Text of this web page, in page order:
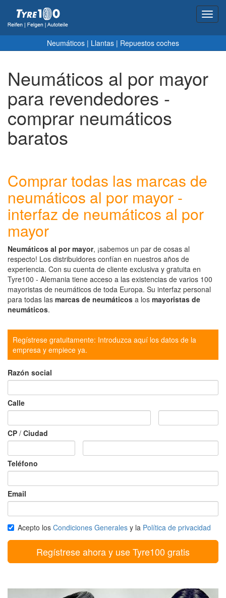
Neumáticos | Llantas | Repuestos coches
Neumáticos al por mayor
para revendedores -
comprar neumáticos
baratos
Comprar todas las marcas de
neumáticos al por mayor -
interfaz de neumáticos al por
mayor
Neumáticos al por mayor, ¡sabemos un par de cosas al
respecto! Los distribuidores confían en nuestros años de
experiencia. Con su cuenta de cliente exclusiva y gratuita en
Tyre100 - Alemania tiene acceso a las existencias de varios 100
mayoristas de neumáticos de toda Europa. Su interfaz personal
para todas las marcas de neumáticos a los mayoristas de
neumáticos.
Regístrese gratuitamente: Introduzca aquí los datos de la
empresa y empiece ya.
Razón social
Calle
CP / Ciudad
Teléfono
Email
Acepto los Condiciones Generales y la Política de privacidad